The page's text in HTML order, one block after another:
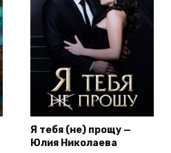
Я тебя (не) прощу —
Юлия Николаева